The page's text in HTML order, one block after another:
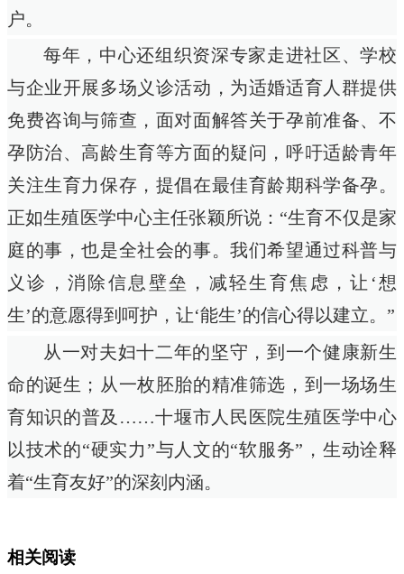
户。
每年，中心还组织资深专家走进社区、学校
与企业开展多场义诊活动，为适婚适育人群提供
免费咨询与筛查，面对面解答关于孕前准备、不
孕防治、高龄生育等方面的疑问，呼吁适龄青年
关注生育力保存，提倡在最佳育龄期科学备孕。
正如生殖医学中心主任张颖所说：“生育不仅是家
庭的事，也是全社会的事。我们希望通过科普与
义诊，消除信息壁垒，减轻生育焦虑，让‘想
生’的意愿得到呵护，让‘能生’的信心得以建立。”
从一对夫妇十二年的坚守，到一个健康新生
命的诞生；从一枚胚胎的精准筛选，到一场场生
育知识的普及……十堰市人民医院生殖医学中心
以技术的“硬实力”与人文的“软服务”，生动诠释
着“生育友好”的深刻内涵。
相关阅读